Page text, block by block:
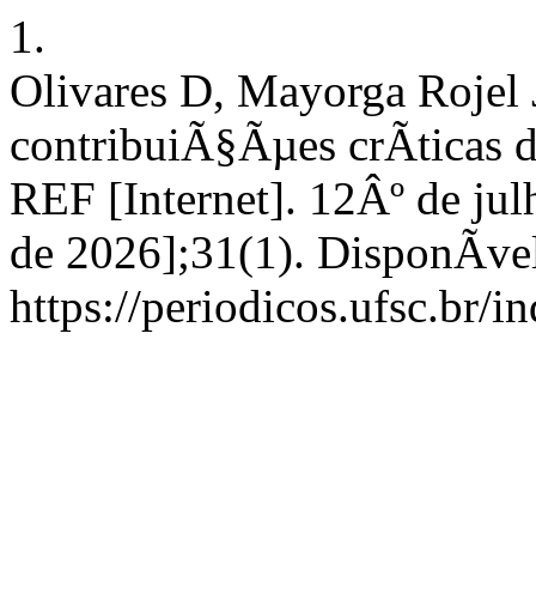
1.
Olivares D, Mayorga Rojel
contribuiÃ§Ãµes crÃ­ticas
REF [Internet]. 12Âº de
de 2026];31(1).
https://periodicos.ufsc.br/